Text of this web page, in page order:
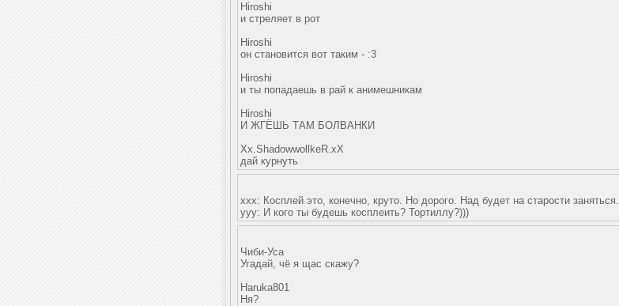
Hiroshi
и стреляет в рот
Hiroshi
он становится вот таким - :3
Hiroshi
и ты попадаешь в рай к анимешникам
Hiroshi
И ЖГЁШЬ ТАМ БОЛВАНКИ
Xx.ShadowwollkeR.xX
дай курнуть
xxx: Косплей это, конечно, круто. Но дорого. Над будет на старости заняться.
yyy: И кого ты будешь косплеить? Тортиллу?)))
Чиби-Уса
Угадай, чё я щас скажу?
Haruka801
Ня?